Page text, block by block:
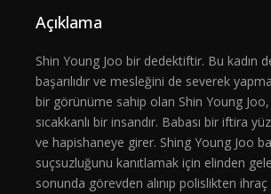
Açıklama
Shin Young Joo bir dedektiftir. Bu kadın
başarılıdır ve mesleğini de severek
bir görünüme sahip olan Shin Young Joo,
sıcakkanlı bir insandır. Babası bir iftira
ve hapishaneye girer. Shing Young Joo
suçsuzluğunu kanıtlamak için elinden
sonunda görevden alınıp polislikten